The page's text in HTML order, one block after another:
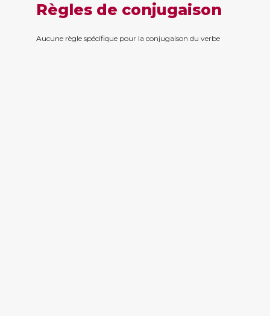
Règles de conjugaison
Aucune règle spécifique pour la conjugaison du verbe